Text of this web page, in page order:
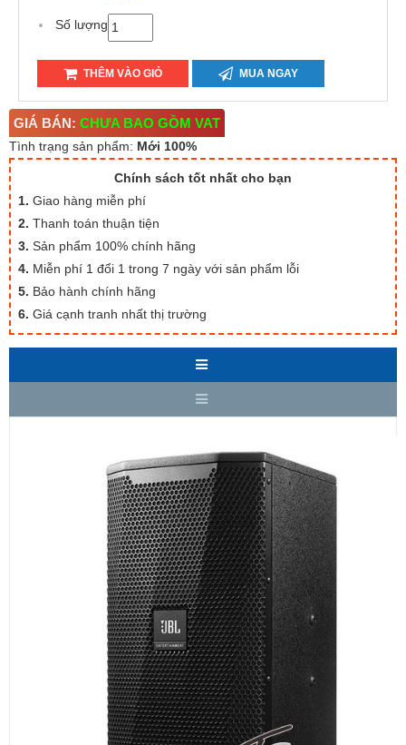
Số lượng
THÊM VÀO GIỎ MUA NGAY
GIÁ BÁN: CHƯA BAO GỒM VAT
Tình trạng sản phẩm: Mới 100%
Chính sách tốt nhất cho bạn
1. Giao hàng miễn phí
2. Thanh toán thuận tiện
3. Sản phẩm 100% chính hãng
4. Miễn phí 1 đổi 1 trong 7 ngày với sản phẩm lỗi
5. Bảo hành chính hãng
6. Giá cạnh tranh nhất thị trường